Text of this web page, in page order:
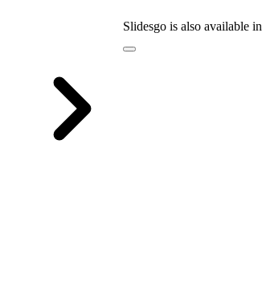
Slidesgo is also available